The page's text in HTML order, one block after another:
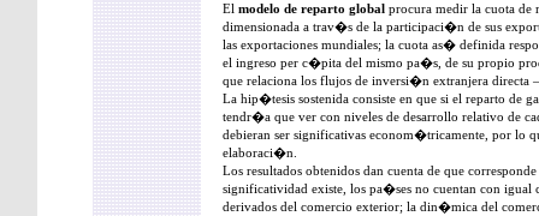
El modelo de reparto global procura medir la cuota de
dimensionada a trav�s de la participaci�n de sus
las exportaciones mundiales; la cuota as� definida
el ingreso per c�pita del mismo pa�s, de su propio
que relaciona los flujos de inversi�n extranjera directa
La hip�tesis sostenida consiste en que si el reparto de
tendr�a que ver con niveles de desarrollo relativo de
debieran ser significativas econom�tricamente, por lo
elaboraci�n.
Los resultados obtenidos dan cuenta de que
significatividad existe, los pa�ses no cuentan con igual
derivados del comercio exterior; la din�mica del